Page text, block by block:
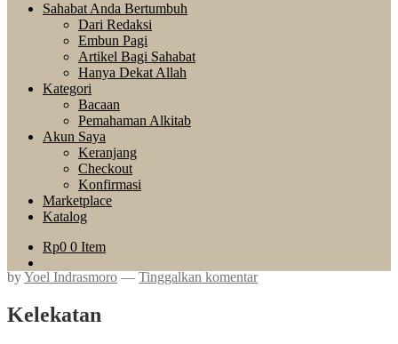
Sahabat Anda Bertumbuh
Dari Redaksi
Embun Pagi
Artikel Bagi Sahabat
Hanya Dekat Allah
Kategori
Bacaan
Pemahaman Alkitab
Akun Saya
Keranjang
Checkout
Konfirmasi
Marketplace
Katalog
Rp0 0 Item
byYoel Indrasmoro — Tinggalkan komentar
Kelekatan